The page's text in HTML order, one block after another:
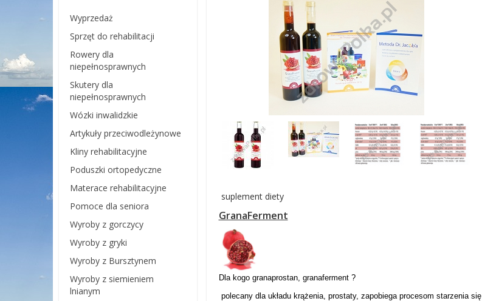
suplement diety
GranaFerment
Dla kogo granaprostan, granaferment ?
polecany dla układu krążenia, prostaty, zapobiega procesom starzenia się
Wyprzedaż
Sprzęt do rehabilitacji
Rowery dla
niepełnosprawnych
Skutery dla
niepełnosprawnych
Wózki inwalidzkie
Artykuły przeciwodleżynowe
Kliny rehabilitacyjne
Poduszki ortopedyczne
Materace rehabilitacyjne
Pomoce dla seniora
Wyroby z gorczycy
Wyroby z gryki
Wyroby z Bursztynem
Wyroby z siemieniem
lnianym